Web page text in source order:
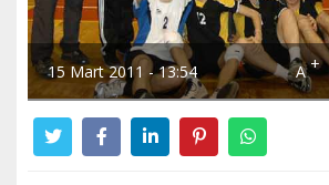
15 Mart 2011 - 13:54 A+